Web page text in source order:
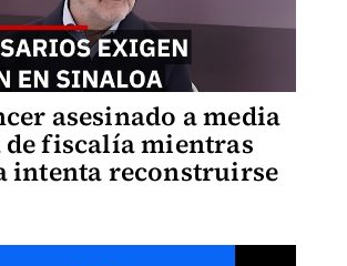
asesinado a media
de fiscalía mientras
intenta reconstruirse